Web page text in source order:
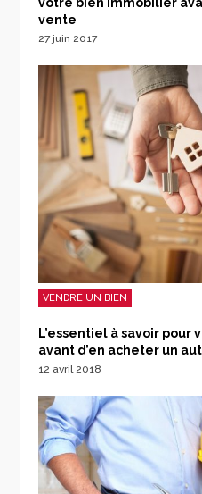
vente
27 juin 2017
VENDRE UN BIEN
L’essentiel à savoir
avant d’en acheter un
12 avril 2018